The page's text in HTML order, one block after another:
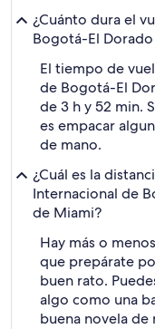
¿Cuánto dura el
Bogotá-El
El tiempo de
de Bogotá-El
de 3 h y 52 min.
es empacar
de mano.
¿Cuál es la
Internacional de
de Miami?
Hay más o
que prepárate
buen rato.
algo como una
buena novela de